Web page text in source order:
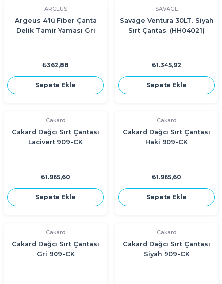
ARGEUS
Argeus 4'lü Fiber Çanta
Delik Tamir Yaması Gri
₺362,88
Sepete Ekle
SAVAGE
Savage Ventura 30LT. Siyah
Sırt Çantası (HH04021)
₺1.345,92
Sepete Ekle
Cakard
Cakard Dağcı Sırt Çantası
Lacivert 909-CK
₺1.965,60
Sepete Ekle
Cakard
Cakard Dağcı Sırt Çantası
Haki 909-CK
₺1.965,60
Sepete Ekle
Cakard
Cakard Dağcı Sırt Çantası
Gri 909-CK
Cakard
Cakard Dağcı Sırt Çantası
Siyah 909-CK